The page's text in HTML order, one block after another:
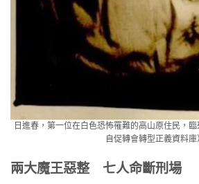
日進春，第一位在白色恐怖罹難的高山原住民，
自促轉會轉型正義資料庫
兩大魔王惡整 七人命斷刑場